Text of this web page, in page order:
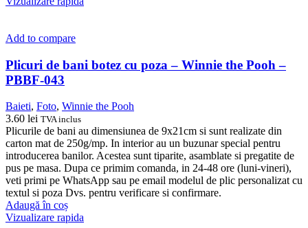
Add to compare
Plicuri de bani botez cu poza – Winnie the Pooh –
PBBF-043
Baieti, Foto, Winnie the Pooh
3.60 lei TVA inclus
Plicurile de bani au dimensiunea de 9x21cm si sunt realizate din
carton mat de 250g/mp. In interior au un buzunar special pentru
introducerea banilor. Acestea sunt tiparite, asamblate si pregatite de
pus pe masa. Dupa ce primim comanda, in 24-48 ore (luni-vineri),
veti primi pe WhatsApp sau pe email modelul de plic personalizat cu
textul si poza Dvs. pentru verificare si confirmare.
Adaugă în coș
Vizualizare rapida